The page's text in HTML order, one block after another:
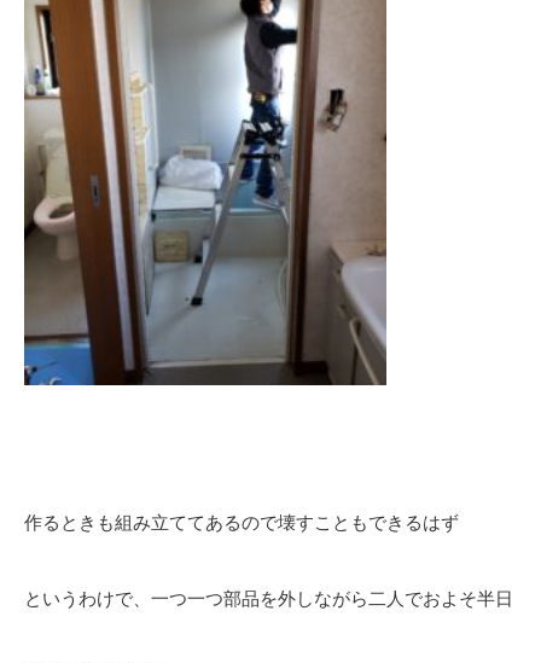
作るときも組み立ててあるので壊すこともできるはず
というわけで、一つ一つ部品を外しながら二人でおよそ半日